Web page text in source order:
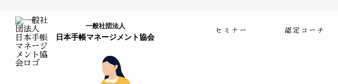
一般社団法人
日本手帳マネージメント協会
セミナー 認定コーチ